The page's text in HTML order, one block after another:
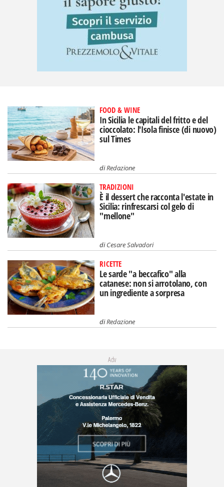
FOOD & WINE
In Sicilia le capitali del fritto e del
cioccolato: l'Isola finisce (di nuovo)
sul Times
diRedazione
TRADIZIONI
È il dessert che racconta l'estate in
Sicilia: rinfrescarsi col gelo di
"mellone"
diCesare Salvadori
RICETTE
Le sarde "a beccafico" alla
catanese: non si arrotolano, con
un ingrediente a sorpresa
diRedazione
Adv